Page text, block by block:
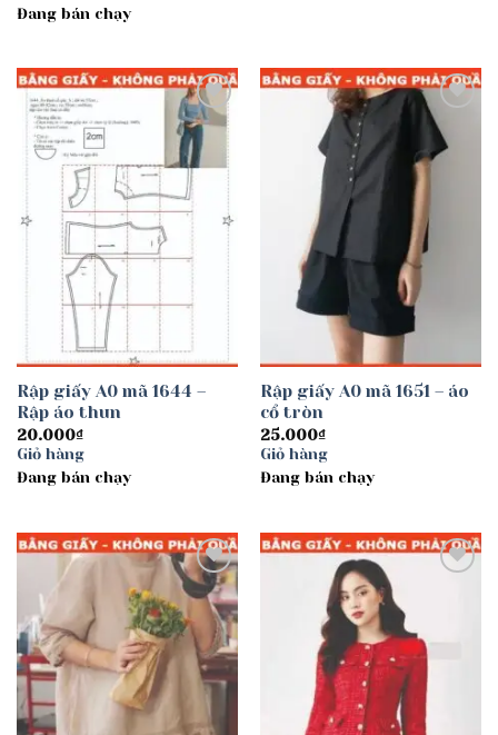
Đang bán chạy
Add to
wishlist
Rập giấy A0 mã 1644 –
Rập áo thun
20.000₫
Giỏ hàng
Đang bán chạy
Add to
wishlist
Rập giấy A0 mã 1651 – áo
cổ tròn
25.000₫
Giỏ hàng
Đang bán chạy
Add to
wishlist